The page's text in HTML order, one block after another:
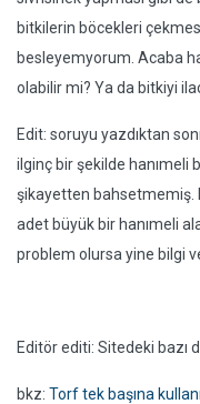
bitkilerin böcekleri
besleyemyorum. Acaba
olabilir mi? Ya da bitkiyi
Edit: soruyu yazdıktan
ilginç bir şekilde hanımeli
şikayetten bahsetmemiş.
adet büyük bir hanımeli
problem olursa yine bilgi
Editör editi: Sitedeki bazı
bkz: Torf tek başına